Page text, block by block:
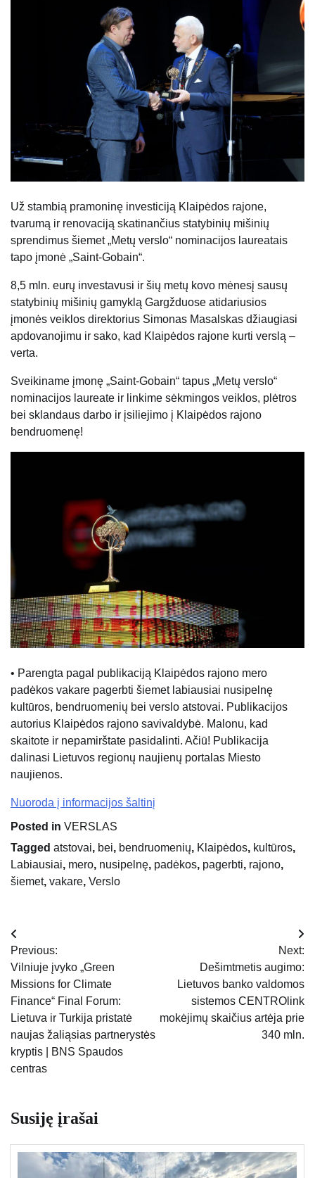
Už stambią pramoninę investiciją Klaipėdos rajone,
tvarumą ir renovaciją skatinančius statybinių mišinių
sprendimus šiemet „Metų verslo“ nominacijos laureatais
tapo įmonė „Saint-Gobain“.
8,5 mln. eurų investavusi ir šių metų kovo mėnesį sausų
statybinių mišinių gamyklą Gargžduose atidariusios
įmonės veiklos direktorius Simonas Masalskas džiaugiasi
apdovanojimu ir sako, kad Klaipėdos rajone kurti verslą –
verta.
Sveikiname įmonę „Saint-Gobain“ tapus „Metų verslo“
nominacijos laureate ir linkime sėkmingos veiklos, plėtros
bei sklandaus darbo ir įsiliejimo į Klaipėdos rajono
bendruomenę!
• Parengta pagal publikaciją Klaipėdos rajono mero
padėkos vakare pagerbti šiemet labiausiai nusipelnę
kultūros, bendruomenių bei verslo atstovai. Publikacijos
autorius Klaipėdos rajono savivaldybė. Malonu, kad
skaitote ir nepamirštate pasidalinti. Ačiū! Publikacija
dalinasi Lietuvos regionų naujienų portalas Miesto
naujienos.
Nuoroda į informacijos šaltinį
Posted in VERSLAS
Tagged atstovai, bei, bendruomenių, Klaipėdos, kultūros,
Labiausiai, mero, nusipelnę, padėkos, pagerbti, rajono,
šiemet, vakare, Verslo
Navigacija
tarp
įrašų
Previous:
Vilniuje įvyko „Green
Missions for Climate
Finance“ Final Forum:
Lietuva ir Turkija pristatė
naujas žaliąsias partnerystės
kryptis | BNS Spaudos
centras
Next:
Dešimtmetis augimo:
Lietuvos banko valdomos
sistemos CENTROlink
mokėjimų skaičius artėja prie
340 mln.
Susiję įrašai